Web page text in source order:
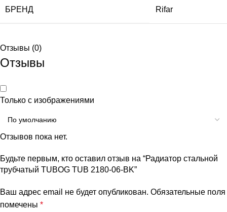
БРЕНД Rifar
Отзывы (0)
Отзывы
Только с изображениями
Отзывов пока нет.
Будьте первым, кто оставил отзыв на “Радиатор стальной
трубчатый TUBOG TUB 2180-06-BK”
Ваш адрес email не будет опубликован. Обязательные поля
помечены *